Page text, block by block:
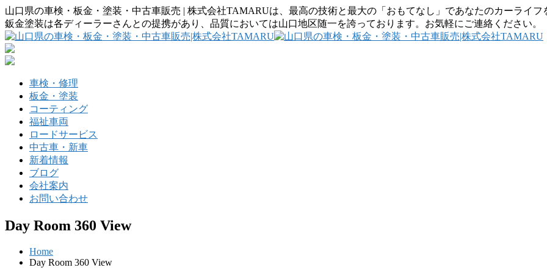
山口県の車検・板金・塗装・中古車販売 | 株式会社TAMARUは、最高の技術と最大の「おもてなし」であなたのカーライフ
鈑金塗装は各ディーラーさんとの提携があり、品質においては山口地区随一を誇っております。お気軽にご連絡ください。
車検・修理
板金・塗装
コーティング
福祉車両
ロードサービス
中古車・新車
新着情報
ブログ
会社案内
お問い合わせ
Day Room 360 View
Home
Day Room 360 View